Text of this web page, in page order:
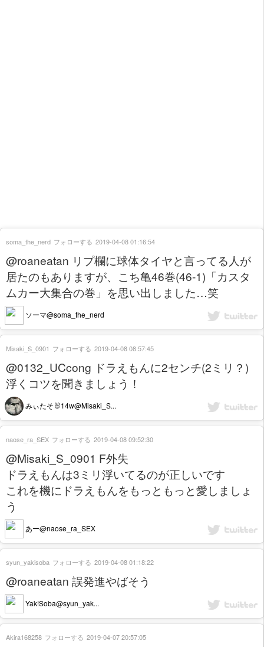
@roaneatan リプ欄に球体タイヤと言ってる人が
居たのもありますが、こち亀46巻(46-1)「カスタ
ムカー大集合の巻」を思い出しました…笑
ソーマ@soma_the_nerd
soma_the_nerd フォローする 2019-04-08 01:16:54
@0132_UCcong ドラえもんに2センチ(2ミリ？)
浮くコツを聞きましょう！
みぃたそ🐰14w@Misaki_S...
Misaki_S_0901 フォローする 2019-04-08 08:57:45
@Misaki_S_0901 F外失
ドラえもんは3ミリ浮いてるのが正しいです
これを機にドラえもんをもっともっと愛しましょ
う
あー@naose_ra_SEX
naose_ra_SEX フォローする 2019-04-08 09:52:30
@roaneatan 誤発進やばそう
Yak!Soba@syun_yak...
syun_yakisoba フォローする 2019-04-08 01:18:22
Akira168258 フォローする 2019-04-07 20:57:05